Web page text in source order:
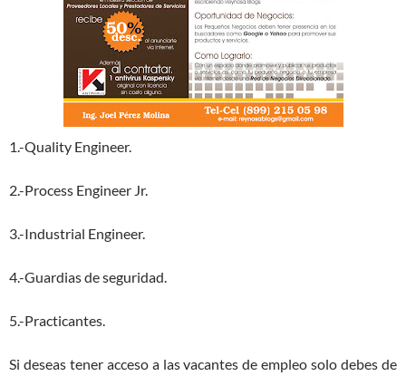
1.-Quality Engineer.
2.-Process Engineer Jr.
3.-Industrial Engineer.
4.-Guardias de seguridad.
5.-Practicantes.
Si deseas tener acceso a las vacantes de empleo solo debes de